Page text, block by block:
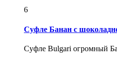
6
Суфле Банан с
Суфле Bulgari огромный